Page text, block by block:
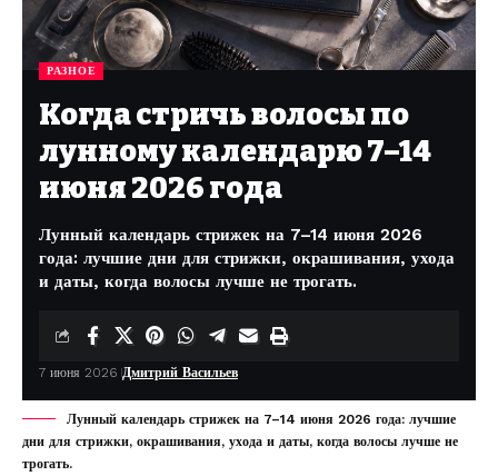
РАЗНОЕ
Когда стричь волосы по
лунному календарю 7–14
июня 2026 года
Лунный календарь стрижек на 7–14 июня 2026
года: лучшие дни для стрижки, окрашивания, ухода
и даты, когда волосы лучше не трогать.
7 июня 2026 Дмитрий Васильев
Лунный календарь стрижек на 7–14 июня 2026 года: лучшие
дни для стрижки, окрашивания, ухода и даты, когда волосы лучше не
трогать.